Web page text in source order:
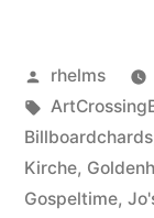
da
und
möchte
gerne
von
rhelms
Billboardchards
Kirche,
Gospeltime,